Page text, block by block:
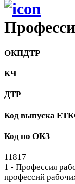
ОКПДТР
КЧ
ДТР
Код выпуска
Код по ОКЗ
11817
1 - Профессия
профессий